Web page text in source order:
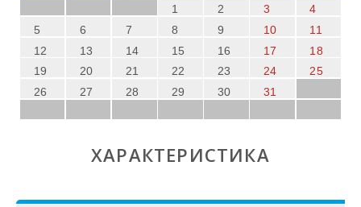
1 2 3
4
5
6 7 8 9 10
11
12
13 14 15 16 17
18
19
20 21 22 23 24
25
26
27 28 29 30 31
ХАРАКТЕРИСТИКА